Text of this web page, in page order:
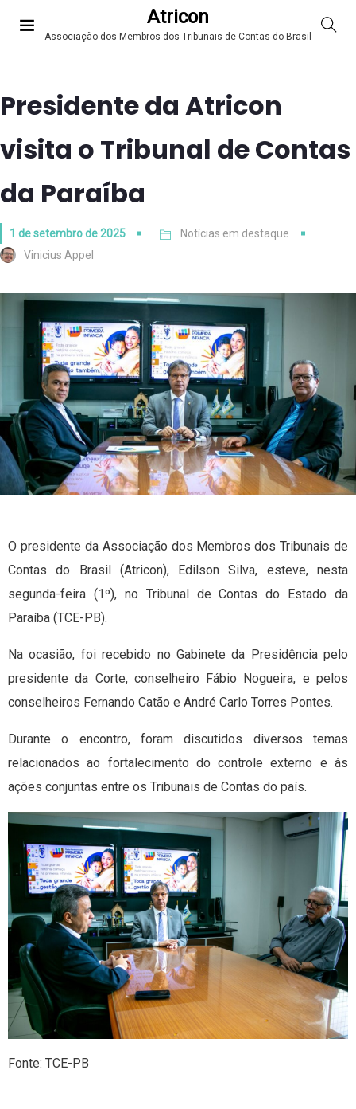
Atricon
Associação dos Membros dos Tribunais de Contas do Brasil
Presidente da Atricon
visita o Tribunal de Contas
da Paraíba
1 de setembro de 2025
Notícias em destaque
Vinicius Appel
O presidente da Associação dos Membros dos Tribunais de
Contas do Brasil (Atricon), Edilson Silva, esteve, nesta
segunda-feira (1º), no Tribunal de Contas do Estado da
Paraíba (TCE-PB).
Na ocasião, foi recebido no Gabinete da Presidência pelo
presidente da Corte, conselheiro Fábio Nogueira, e pelos
conselheiros Fernando Catão e André Carlo Torres Pontes.
Durante o encontro, foram discutidos diversos temas
relacionados ao fortalecimento do controle externo e às
ações conjuntas entre os Tribunais de Contas do país.
Fonte: TCE-PB